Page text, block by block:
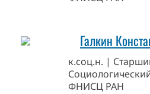
Галкин
к.соц.н. |
ФНИСЦ РАН